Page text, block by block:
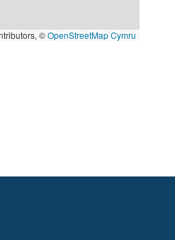
©OpenStreetMap Cymru